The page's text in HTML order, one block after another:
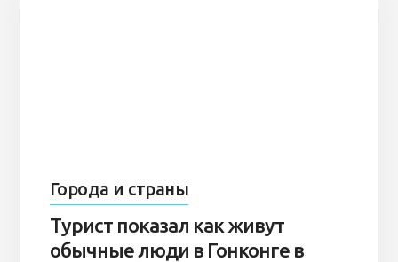
Города и страны
Турист показал как живут
обычные люди в Гонконге в